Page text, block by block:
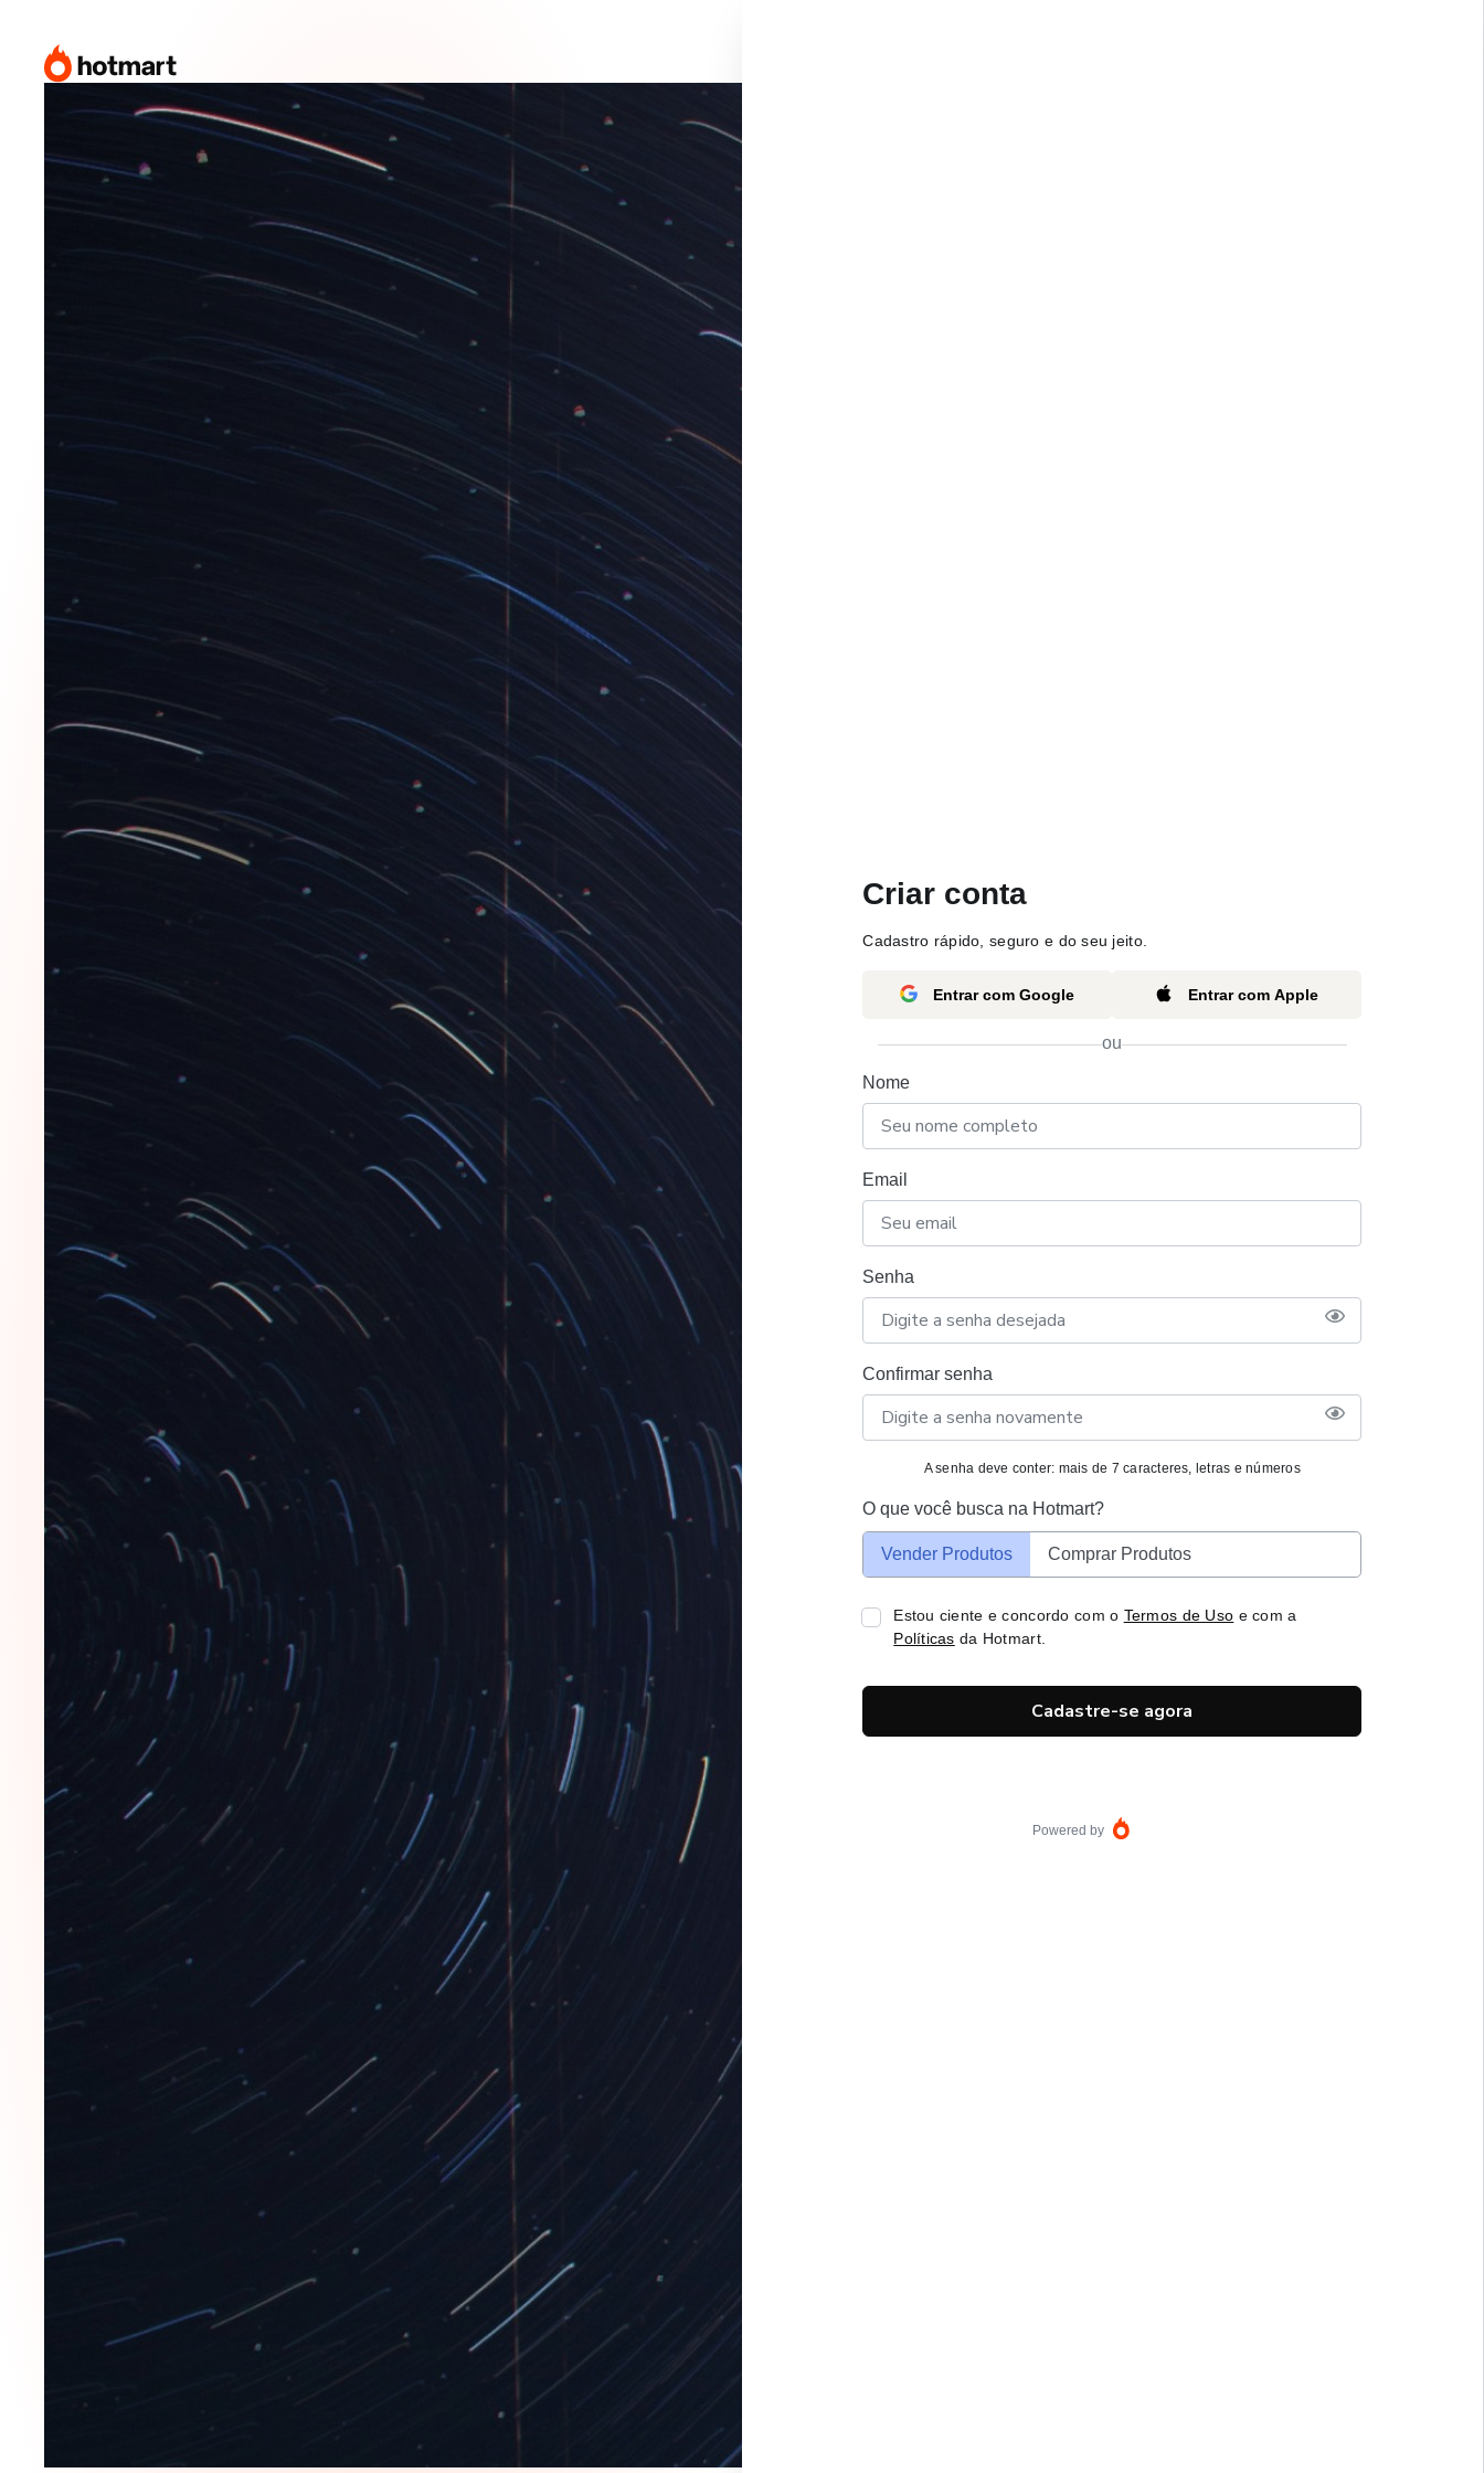
Criar conta
Cadastro rápido, seguro e do seu jeito.
Entrar com Google Entrar com Apple
ou
Nome
Email
Senha
Confirmar senha
A senha deve conter: mais de 7 caracteres, letras e números
O que você busca na Hotmart?
Vender Produtos Comprar Produtos
Estou ciente e concordo com o Termos de Uso e com a
Políticas da Hotmart.
Cadastre-se agora
Powered by